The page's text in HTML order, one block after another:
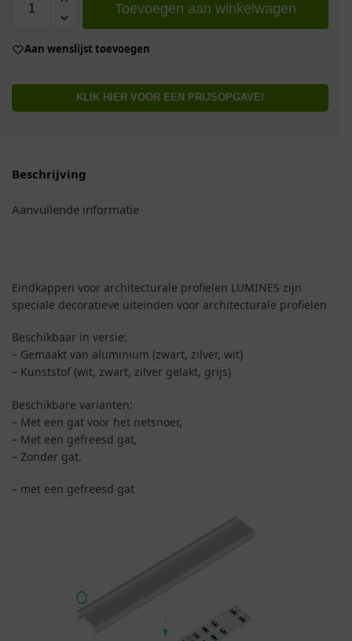
Toevoegen aan winkelwagen
Aan wenslijst toevoegen
KLIK HIER VOOR EEN PRIJSOPGAVE!
Beschrijving
Aanvullende informatie
Eindkappen voor architecturale profielen LUMINES zijn
speciale decoratieve uiteinden voor architecturale profielen
Beschikbaar in versie:
– Gemaakt van aluminium (zwart, zilver, wit)
– Kunststof (wit, zwart, zilver gelakt, grijs)
Beschikbare varianten:
– Met een gat voor het netsnoer,
– Met een gefreesd gat,
– Zonder gat.
– met een gefreesd gat